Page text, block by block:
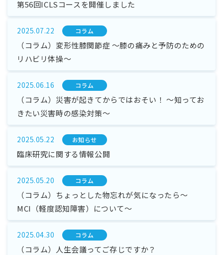
第56回ICLSコースを開催しました
2025.07.22 コラム
（コラム）変形性膝関節症 ～膝の痛みと予防のための
リハビリ体操～
2025.06.16 コラム
（コラム）災害が起きてからではおそい！ ～知ってお
きたい災害時の感染対策～
2025.05.22 お知らせ
臨床研究に関する情報公開
2025.05.20 コラム
（コラム）ちょっとした物忘れが気になったら～
MCI（軽度認知障害）について～
2025.04.30 コラム
（コラム）人生会議ってご存じですか？